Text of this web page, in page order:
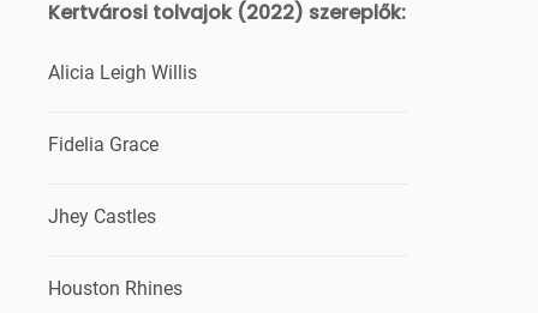
Kertvárosi tolvajok (2022) szereplők:
Alicia Leigh Willis
Fidelia Grace
Jhey Castles
Houston Rhines